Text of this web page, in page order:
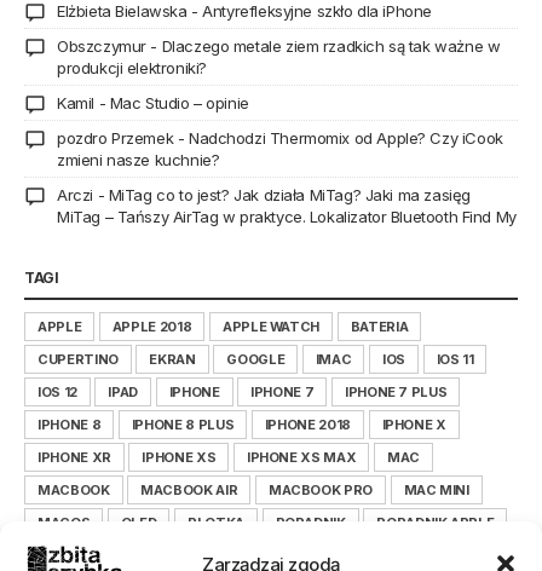
Zarządzaj zgodą
Elżbieta Bielawska -Antyrefleksyjne szkło dla iPhone
Obszczymur- Dlaczego metale ziem rzadkich są tak ważne w
produkcji elektroniki?
Kamil - Mac Studio – opinie
pozdro Przemek- Nadchodzi Thermomix od Apple? Czy iCook
zmieni nasze kuchnie?
Arczi - MiTag co to jest? Jak działa MiTag? Jaki ma zasięg
MiTag – Tańszy AirTag w praktyce. Lokalizator Bluetooth Find My
TAGI
APPLE APPLE 2018 APPLE WATCH
BATERIA
CUPERTINO
EKRAN GOOGLE IMAC IOS
IOS 11
IOS 12
IPAD IPHONE IPHONE 7
IPHONE 7 PLUS
IPHONE 8
IPHONE 8 PLUS IPHONE 2018
IPHONE X
IPHONE XR
IPHONE XS IPHONE XS MAX
MAC
MACBOOK
MACBOOK AIR MACBOOK PRO
MAC MINI
MACOS
OLED PLOTKA PORADNIK
PORADNIK APPLE
PORADNIK IOS
PORADNIK IPHONE